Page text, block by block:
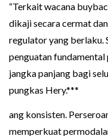
“Terkait wacana
dikaji secara cermat
regulator yang berlaku.
penguatan fundamental
jangka panjang bagi
pungkas Hery.***
ang konsisten.
memperkuat